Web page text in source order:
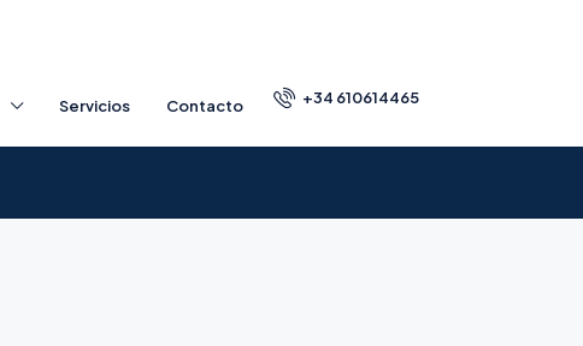
Servicios Contacto +34 610614465